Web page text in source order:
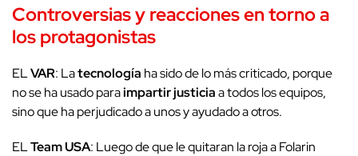
Controversias y reacciones en torno a
los protagonistas
ELVAR: Latecnología ha sido de lo más criticado, porque
no se ha usado paraimpartir justiciaa todos los equipos,
sino que ha perjudicado a unos y ayudado a otros.
ELTeam USA: Luego de que le quitaran la roja a Folarin